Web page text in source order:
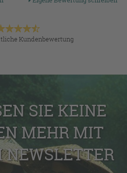
Kundenbewertung
SIE KEINE
MEHR MIT
NEWSLETTER